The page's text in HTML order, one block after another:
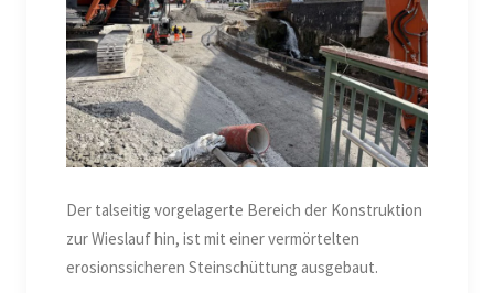
Der talseitig vorgelagerte Bereich der Konstruktion
zur Wieslauf hin, ist mit einer vermörtelten
erosionssicheren Steinschüttung ausgebaut.